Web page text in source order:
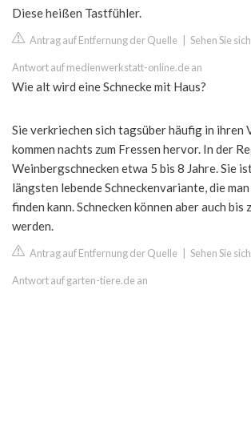
Diese heißen Tastfühler.
Antrag auf Entfernung der Quelle Sehen Sie
Antwort auf medienwerkstatt-online.de an
Wie alt wird eine Schnecke mit Haus?
Sie verkriechen sich tagsüber häufig in ihren
kommen nachts zum Fressen hervor. In der
Weinbergschnecken etwa 5 bis 8 Jahre. Sie
längsten lebende Schneckenvariante, die
finden kann. Schnecken können aber auch bis
werden.
Antrag auf Entfernung der Quelle Sehen Sie
Antwort auf garten-tiere.de an